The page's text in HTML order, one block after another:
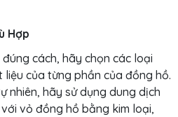
Hợp
cách, hãy chọn các loại
của từng phần của đồng hồ.
nhiên, hãy sử dụng dung dịch
vỏ đồng hồ bằng kim loại,